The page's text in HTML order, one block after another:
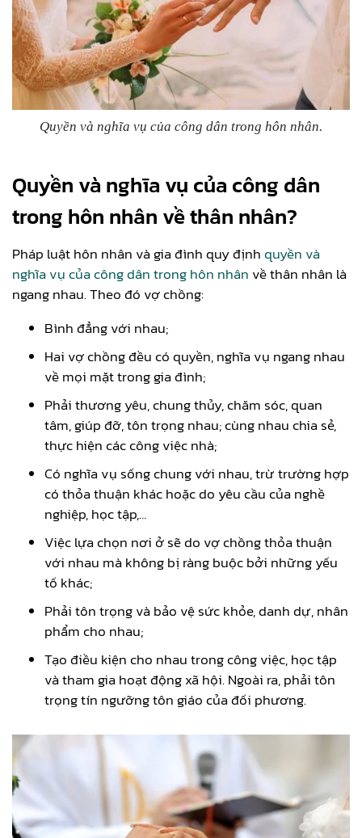
Quyền và nghĩa vụ của công dân trong hôn nhân.
Quyền và nghĩa vụ của công dân
trong hôn nhân về thân nhân?
Pháp luật hôn nhân và gia đình quy địnhquyền và
nghĩa vụ của công dân trong hôn nhân về thân nhân là
ngang nhau. Theo đó vợ chồng:
Bình đẳng với nhau;
Hai vợ chồng đều có quyền, nghĩa vụ ngang nhau
về mọi mặt trong gia đình;
Phải thương yêu, chung thủy, chăm sóc, quan
tâm, giúp đỡ, tôn trọng nhau; cùng nhau chia sẻ,
thực hiện các công việc nhà;
Có nghĩa vụ sống chung với nhau, trừ trường hợp
có thỏa thuận khác hoặc do yêu cầu của nghề
nghiệp, học tập,…
Việc lựa chọn nơi ở sẽ do vợ chồng thỏa thuận
với nhau mà không bị ràng buộc bởi những yếu
tố khác;
Phải tôn trọng và bảo vệ sức khỏe, danh dự, nhân
phẩm cho nhau;
Tạo điều kiện cho nhau trong công việc, học tập
và tham gia hoạt động xã hội. Ngoài ra, phải tôn
trọng tín ngưỡng tôn giáo của đối phương.